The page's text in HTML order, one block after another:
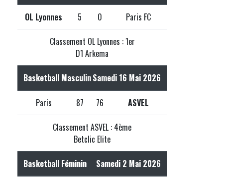
OL Lyonnes 5 0 Paris FC
Classement OL Lyonnes : 1er
D1 Arkema
Basketball MasculinSamedi 16 Mai 2026
Paris 87 76 ASVEL
Classement ASVEL : 4ème
Betclic Elite
Basketball Féminin Samedi 2 Mai 2026